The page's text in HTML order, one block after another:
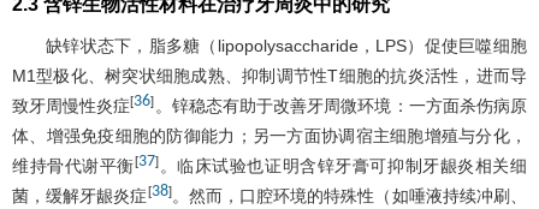
2.3 含锌生物活性材料在治疗牙周炎中的研究
缺锌状态下，脂多糖（lipopolysaccharide，LPS）促使巨噬细胞
M1型极化、树突状细胞成熟、抑制调节性T细胞的抗炎活性，进而导
致牙周慢性炎症[36] 。锌稳态有助于改善牙周微环境：一方面杀伤病原
体、增强免疫细胞的防御能力；另一方面协调宿主细胞增殖与分化，
维持骨代谢平衡[37] 。临床试验也证明含锌牙膏可抑制牙龈炎相关细
菌，缓解牙龈炎症[38]。然而，口腔环境的特殊性（如唾液持续冲刷、